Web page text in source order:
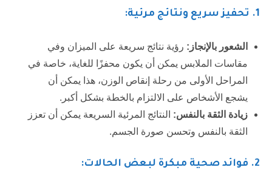
1. تحفيز سريع ونتائج مرئية:
الشعور بالإنجاز: رؤية نتائج سريعة على الميزان وفي
مقاسات الملابس يمكن أن يكون محفزًا للغاية، خاصة في
المراحل الأولى من رحلة إنقاص الوزن، هذا يمكن أن
يشجع الأشخاص على الالتزام بالخطة بشكل أكبر.
زيادة الثقة بالنفس: النتائج المرئية السريعة يمكن أن تعزز
الثقة بالنفس وتحسن صورة الجسم.
2. فوائد صحية مبكرة لبعض الحالات: